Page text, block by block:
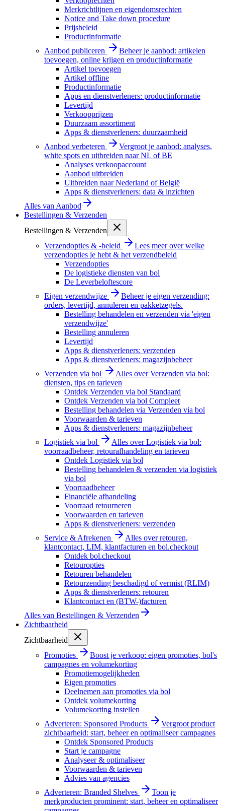
Merkrichtlijnen en eigendomsrechten
Notice and Take down procedure
Prijsbeleid
Productinformatie
Aanbod publiceren
Beheer je aanbod: artikelen
toevoegen, online krijgen en productinformatie
Artikel toevoegen
Artikel offline
Productinformatie
Apps en dienstverleners: productinformatie
Levertijd
Verkoopprijzen
Duurzaam assortiment
Apps & dienstverleners: duurzaamheid
Aanbod verbeteren
Vergroot je aanbod: analyses,
white spots en uitbreiden naar NL of BE
Analyses verkoopaccount
Aanbod uitbreiden
Uitbreiden naar Nederland of België
Apps & dienstverleners: data & inzichten
Alles van Aanbod
Bestellingen & Verzenden
Bestellingen & Verzenden
Verzendopties & -beleid
Lees meer over welke
verzendopties je hebt & het verzendbeleid
Verzendopties
De logistieke diensten van bol
De Leverbeloftescore
Eigen verzendwijze
Beheer je eigen verzending:
orders, levertijd, annuleren en pakketzegels.
Bestelling behandelen en verzenden via 'eigen
verzendwijze'
Bestelling annuleren
Levertijd
Apps & dienstverleners: verzenden
Apps & dienstverleners: magazijnbeheer
Verzenden via bol
Alles over Verzenden via bol:
diensten, tips en tarieven
Ontdek Verzenden via bol Standaard
Ontdek Verzenden via bol Compleet
Bestelling behandelen via Verzenden via bol
Voorwaarden & tarieven
Apps & dienstverleners: magazijnbeheer
Logistiek via bol
Alles over Logistiek via bol:
voorraadbeheer, retourafhandeling en tarieven
Ontdek Logistiek via bol
Bestelling behandelen & verzenden via logistiek
via bol
Voorraadbeheer
Financiële afhandeling
Voorraad retourneren
Voorwaarden en tarieven
Apps & dienstverleners: verzenden
Service & Afrekenen
Alles over retouren,
klantcontact, LIM, klantfacturen en bol.checkout
Ontdek bol.checkout
Retouropties
Retouren behandelen
Retourzending beschadigd of vermist (RLIM)
Apps & dienstverleners: retouren
Klantcontact en (BTW-)facturen
Alles van Bestellingen & Verzenden
Zichtbaarheid
Zichtbaarheid
Promoties
Boost je verkoop: eigen promoties, bol's
campagnes en volumekorting
Promotiemogelijkheden
Eigen promoties
Deelnemen aan promoties via bol
Ontdek volumekorting
Volumekorting instellen
Adverteren: Sponsored Products
Vergroot product
zichtbaarheid: start, beheer en optimaliseer campagnes
Ontdek Sponsored Products
Start je campagne
Analyseer & optimaliseer
Voorwaarden & tarieven
Advies van agencies
Adverteren: Branded Shelves
Toon je
merkproducten prominent: start, beheer en optimaliseer